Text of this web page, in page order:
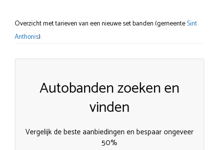
Overzicht met tarieven van een nieuwe set banden (gemeenteSint
Anthonis).
Autobanden zoeken en
vinden
Vergelijk de beste aanbiedingen en bespaar ongeveer
50%